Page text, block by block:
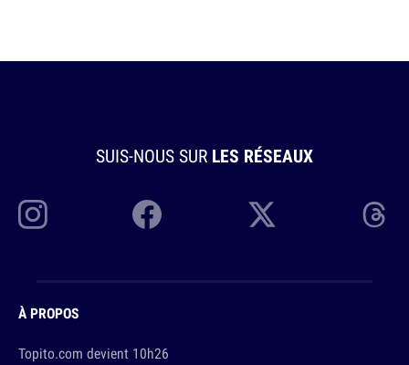
SUIS-NOUS SUR LES RÉSEAUX
À PROPOS
Topito.com devient 10h26